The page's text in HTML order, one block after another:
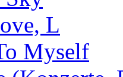
L
Myself